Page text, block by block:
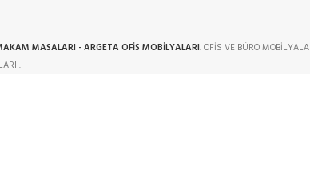
MASALARI - ARGETA OFİS MOBİLYALARI. OFİS VE BÜRO
.